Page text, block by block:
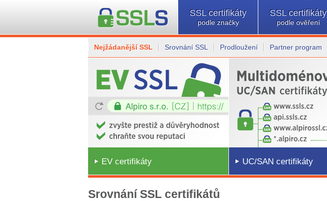
SSL certifikáty
podle značky
SSL certifikáty
podle ověření
Nejžádanější SSL Srovnání SSL Prodloužení Partner program
EV certifikáty UC/SAN certifikáty
Srovnání SSL certifikátů